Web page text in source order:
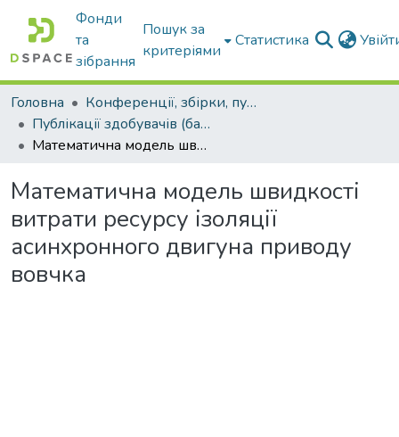
Фонди
та
зібрання
Пошук за
критеріями
Статистика
Головна
Конференції, збірки, публікації молодих вчених і здобувачів : магістрів, бакалаврів, аспірантів.
Публікації здобувачів (бакалаврів. магістрів, аспірантів)
Математична модель швидкості витрати ресурсу ізоляції асинхронного двигуна приводу вовчка
Математична модель швидкості
витрати ресурсу ізоляції
асинхронного двигуна приводу
вовчка